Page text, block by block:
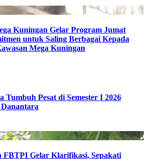
Kuningan Gelar Program Jumat
untuk Saling Berbagai Kepada
Mega Kuningan
Tumbuh Pesat di Semester I 2026
FBTPI Gelar Klarifikasi, Sepakati